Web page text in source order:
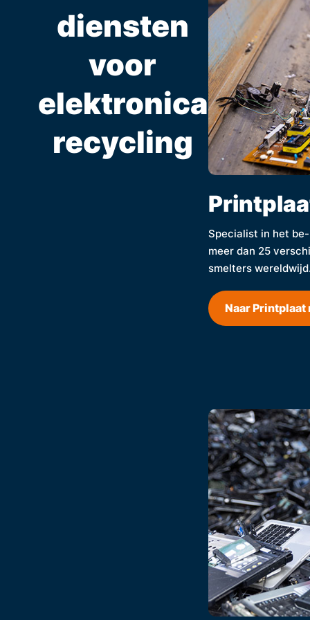
diensten
voor
elektronica
recycling
Specialist in het
meer dan 25
smelters
Naar